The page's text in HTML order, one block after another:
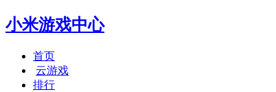
小米游戏中心
首页
云游戏
排行